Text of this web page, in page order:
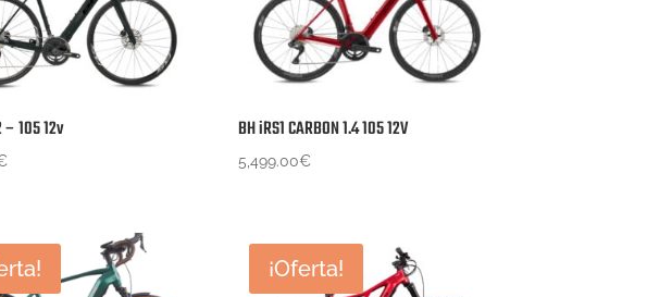
– 105 12v BH iRS1 CARBON 1.4 105 12V
5,499.00€
¡Oferta!